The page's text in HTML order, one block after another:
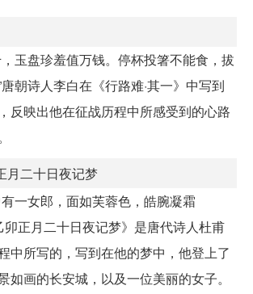
玉盘珍羞值万钱。停杯投箸不能食，拔
朝诗人李白在《行路难·其一》中写到
反映出他在征战历程中所感受到的心路
月二十日夜记梦
一女郎，面如芙蓉色，皓腕凝霜
卯正月二十日夜记梦》是唐代诗人杜甫
中所写的，写到在他的梦中，他登上了
如画的长安城，以及一位美丽的女子。